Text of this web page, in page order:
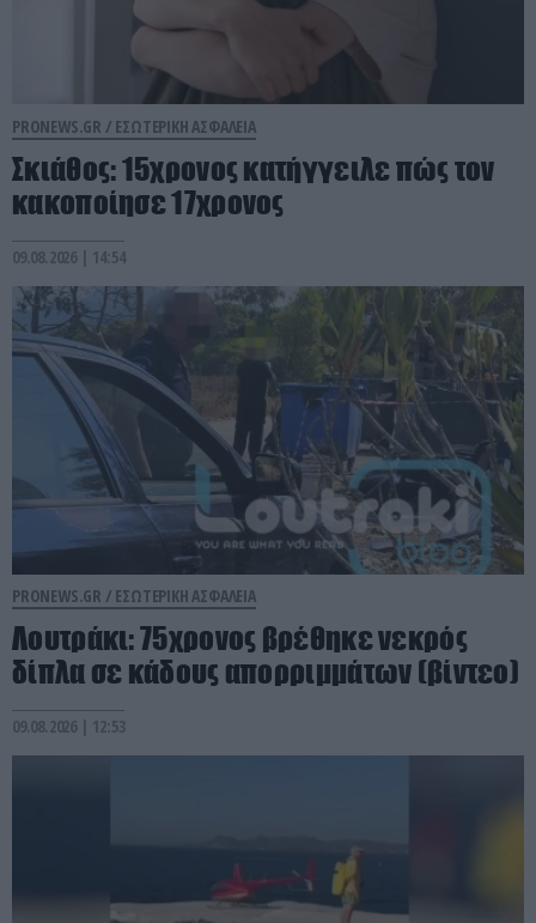
PRONEWS.GR / ΕΣΩΤΕΡΙΚΗ ΑΣΦΑΛΕΙΑ
Σκιάθος: 15χρονος κατήγγειλε πώς τον
κακοποίησε 17χρονος
09.08.2026 | 14:54
PRONEWS.GR / ΕΣΩΤΕΡΙΚΗ ΑΣΦΑΛΕΙΑ
Λουτράκι: 75χρονος βρέθηκε νεκρός
δίπλα σε κάδους απορριμμάτων (βίντεο)
09.08.2026 | 12:53